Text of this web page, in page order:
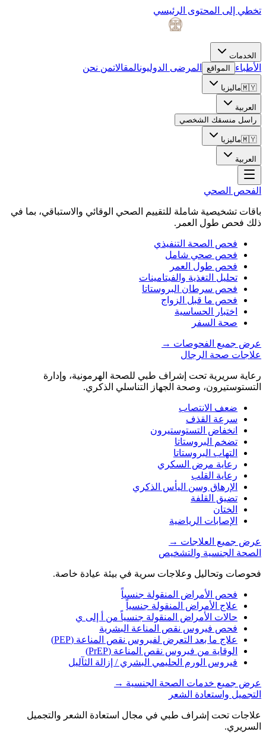
تخطي إلى المحتوى الرئيسي
الخدمات
الأطباء المواقع المرضى الدوليونالمقالاتمن نحن
🇲🇾ماليزيا
العربية
راسل منسقك الشخصي
🇲🇾ماليزيا
العربية
الفحص الصحي
باقات تشخيصية شاملة للتقييم الصحي الوقائي والاستباقي، بما في
ذلك فحص طول العمر.
فحص الصحة التنفيذي
فحص صحي شامل
فحص طول العمر
تحليل التغذية والفيتامينات
فحص سرطان البروستاتا
فحص ما قبل الزواج
اختبار الحساسية
صحة السفر
عرض جميع الفحوصات →
علاجات صحة الرجال
رعاية سريرية تحت إشراف طبي للصحة الهرمونية، وإدارة
التستوستيرون، وصحة الجهاز التناسلي الذكري.
ضعف الانتصاب
سرعة القذف
انخفاض التستوستيرون
تضخم البروستاتا
التهاب البروستاتا
رعاية مرض السكري
رعاية القلب
الإرهاق وسن اليأس الذكري
تضيق القلفة
الختان
الإصابات الرياضية
عرض جميع العلاجات →
الصحة الجنسية والتشخيص
فحوصات وتحاليل وعلاجات سرية في بيئة عيادة خاصة.
فحص الأمراض المنقولة جنسياً
علاج الأمراض المنقولة جنسياً
حالات الأمراض المنقولة جنسياً من أ إلى ي
فحص فيروس نقص المناعة البشرية
علاج ما بعد التعرض لفيروس نقص المناعة (PEP)
الوقاية من فيروس نقص المناعة (PrEP)
فيروس الورم الحليمي البشري / إزالة الثآليل
عرض جميع خدمات الصحة الجنسية →
التجميل واستعادة الشعر
علاجات تحت إشراف طبي في مجال استعادة الشعر والتجميل
السريري.